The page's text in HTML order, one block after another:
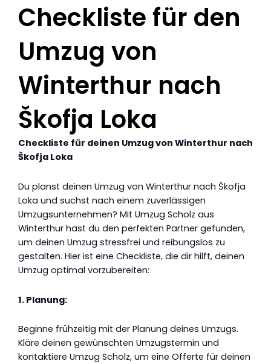
Checkliste für den
Umzug von
Winterthur nach
Škofja Loka
Checkliste für deinen Umzug von Winterthur nach
Škofja Loka
Du planst deinen Umzug von Winterthur nach Škofja
Loka und suchst nach einem zuverlässigen
Umzugsunternehmen? Mit Umzug Scholz aus
Winterthur hast du den perfekten Partner gefunden,
um deinen Umzug stressfrei und reibungslos zu
gestalten. Hier ist eine Checkliste, die dir hilft, deinen
Umzug optimal vorzubereiten:
1. Planung:
Beginne frühzeitig mit der Planung deines Umzugs.
Kläre deinen gewünschten Umzugstermin und
kontaktiere Umzug Scholz, um eine Offerte für deinen